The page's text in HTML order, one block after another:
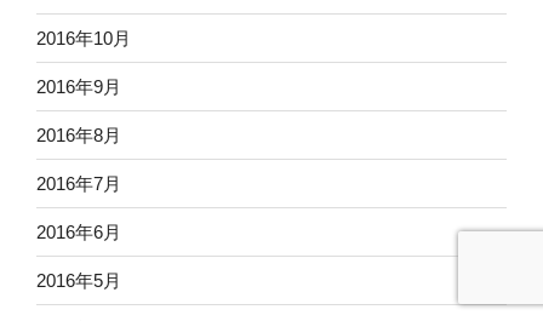
2016年10月
2016年9月
2016年8月
2016年7月
2016年6月
2016年5月